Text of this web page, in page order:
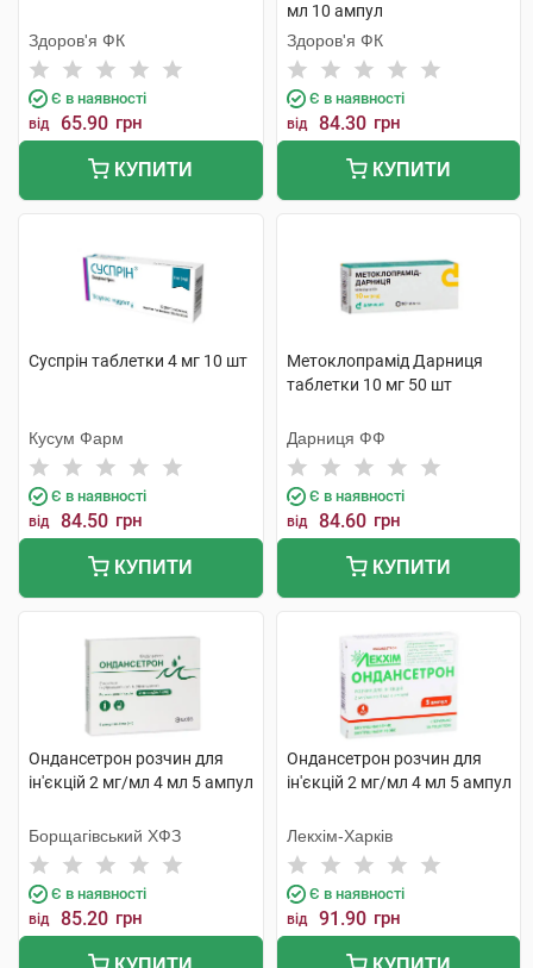
Здоров'я ФК
Є в наявності
від 65.90 грн
КУПИТИ
мл 10 ампул
Здоров'я ФК
Є в наявності
від 84.30 грн
КУПИТИ
Суспрін таблетки 4 мг 10 шт
Кусум Фарм
Є в наявності
від 84.50 грн
КУПИТИ
Метоклопрамід Дарниця
таблетки 10 мг 50 шт
Дарниця ФФ
Є в наявності
від 84.60 грн
КУПИТИ
Ондансетрон розчин для
ін'єкцій 2 мг/мл 4 мл 5 ампул
Борщагівський ХФЗ
Є в наявності
від 85.20 грн
Ондансетрон розчин для
ін'єкцій 2 мг/мл 4 мл 5 ампул
Лекхім-Харків
Є в наявності
від 91.90 грн